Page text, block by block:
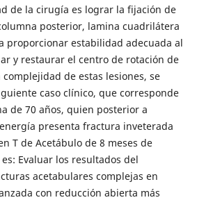
de la cirugía es lograr la fijación de
posterior, lamina cuadrilátera
proporcionar estabilidad adecuada al
y restaurar el centro de rotación de
de estas lesiones, se
caso clínico, que corresponde
de 70 años, quien posterior a
presenta fractura inveterada
T de Acetábulo de 8 meses de
Evaluar los resultados del
acetabulares complejas en
con reducción abierta más